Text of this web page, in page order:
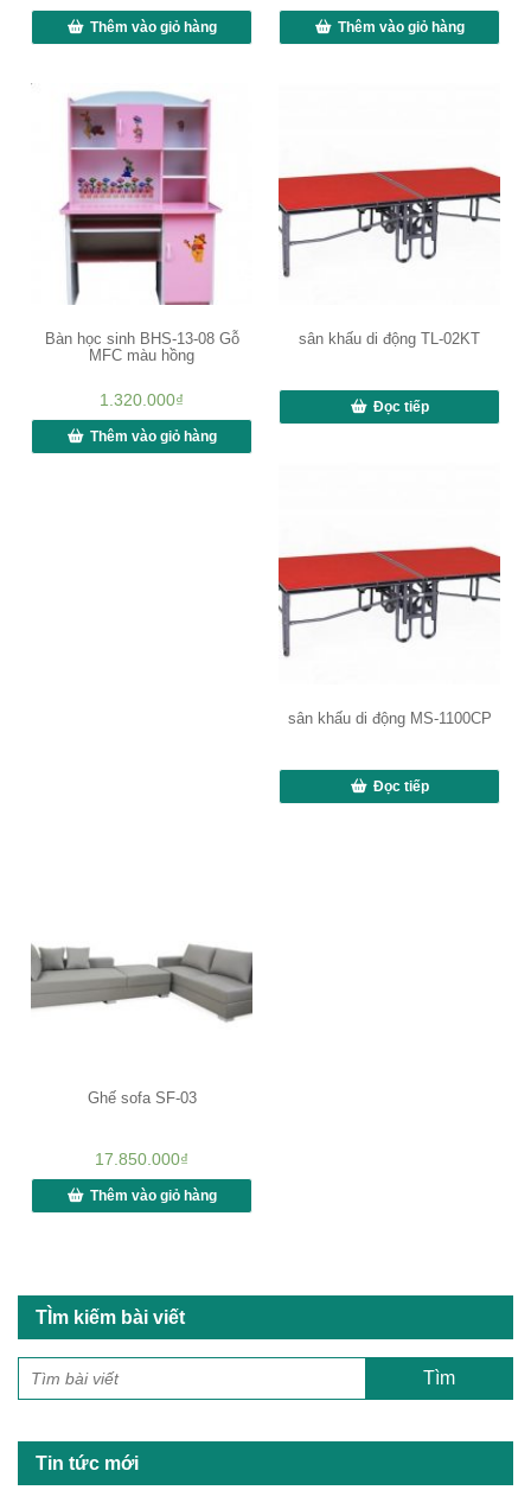
Thêm vào giỏ hàng Thêm vào giỏ hàng
Bàn học sinh BHS-13-08 Gỗ
MFC màu hồng
1.320.000₫
Thêm vào giỏ hàng
sân khấu di động TL-02KT
Đọc tiếp
sân khấu di động MS-1100CP
Đọc tiếp
Ghế sofa SF-03
17.850.000₫
Thêm vào giỏ hàng
TÌm kiếm bài viết
Tin tức mới